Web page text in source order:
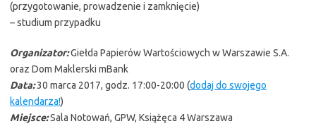
(przygotowanie, prowadzenie i zamknięcie)
– studium przypadku
Organizator:Giełda Papierów Wartościowych w Warszawie S.A.
oraz Dom Maklerski mBank
Data:30 marca 2017, godz. 17:00-20:00 (dodaj do swojego
kalendarza!)
Miejsce:Sala Notowań, GPW, Książęca 4 Warszawa